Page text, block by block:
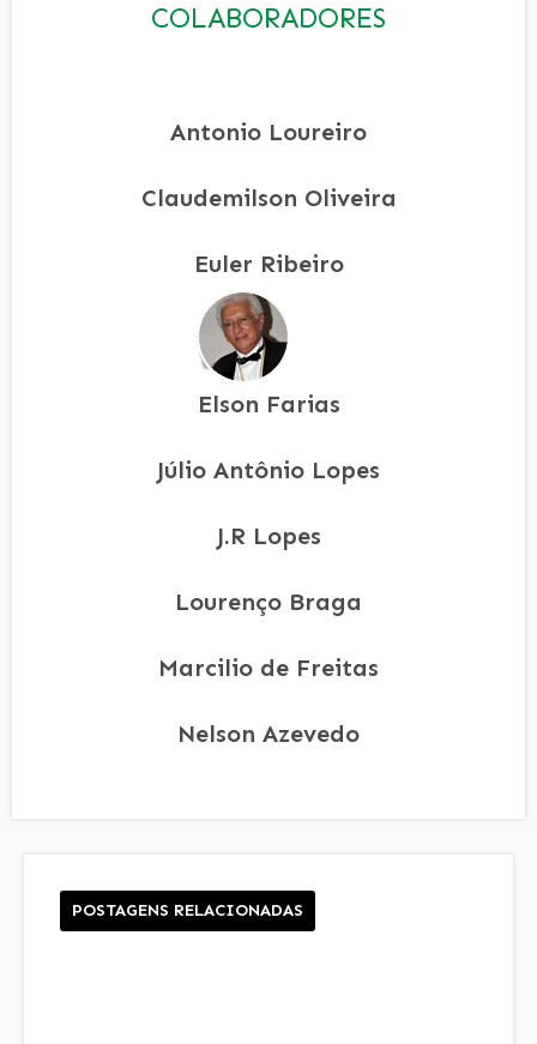
COLABORADORES
Antonio Loureiro
Claudemilson Oliveira
Euler Ribeiro
Elson Farias
Júlio Antônio Lopes
J.R Lopes
Lourenço Braga
Marcilio de Freitas
Nelson Azevedo
POSTAGENS RELACIONADAS